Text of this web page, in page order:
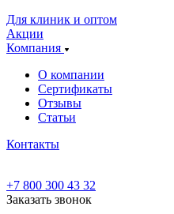
Для клиник и оптом
Акции
Компания
О компании
Сертификаты
Отзывы
Статьи
Контакты
+7 800 300 43 32
Заказать звонок